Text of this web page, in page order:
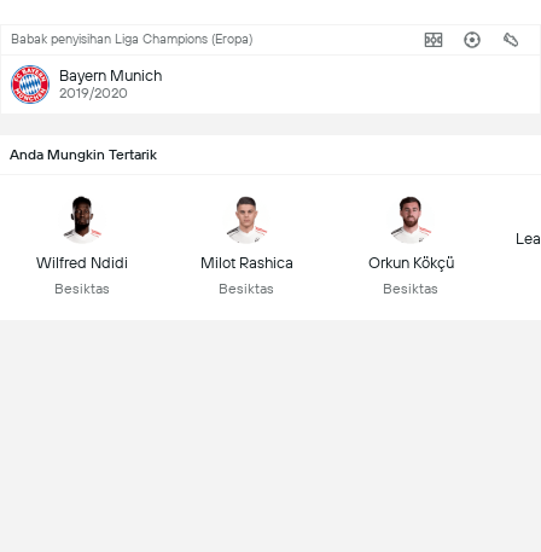
Babak penyisihan Liga Champions (Eropa)
Bayern Munich
2019/2020
Anda Mungkin Tertarik
Wilfred Ndidi
Besiktas
Milot Rashica
Besiktas
Orkun Kökçü
Besiktas